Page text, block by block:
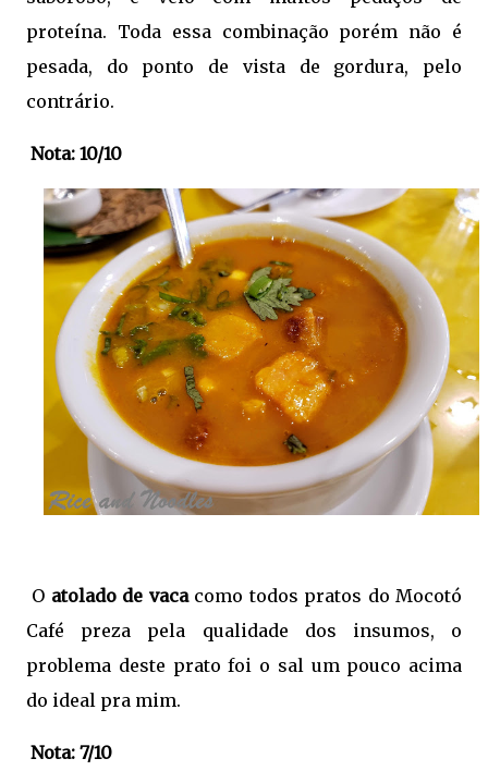
proteína. Toda essa combinação porém não é
pesada, do ponto de vista de gordura, pelo
contrário.
Nota: 10/10
O atolado de vacacomo todos pratos do Mocotó
Café preza pela qualidade dos insumos, o
problema deste prato foi o sal um pouco acima
do ideal pra mim.
Nota: 7/10